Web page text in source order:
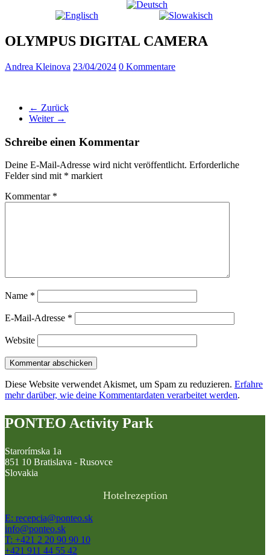
OLYMPUS DIGITAL CAMERA
Andrea Kleinova 23/04/2024 0 Kommentare
← Zurück
Weiter →
Schreibe einen Kommentar
Deine E-Mail-Adresse wird nicht veröffentlicht. Erforderliche
Felder sind mit * markiert
Kommentar *
Name *
E-Mail-Adresse *
Website
Diese Website verwendet Akismet, um Spam zu reduzieren. Erfahre
mehr darüber, wie deine Kommentardaten verarbeitet werden.
PONTEO Activity Park
Starorímska 1a
851 10 Bratislava - Rusovce
Slovakia
Hotelrezeption
E: recepcia@ponteo.sk
info@ponteo.sk
T: +421 2 20 90 90 10
+421 911 44 55 42